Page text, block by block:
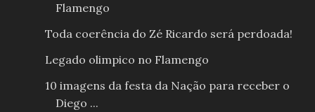
Flamengo
Toda coerência do Zé Ricardo será perdoada!
Legado olimpico no Flamengo
10 imagens da festa da Nação para receber o
Diego ...